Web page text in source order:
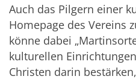
Auch das Pilgern einer
Homepage des Vereins
könne dabei
kulturellen
Christen darin